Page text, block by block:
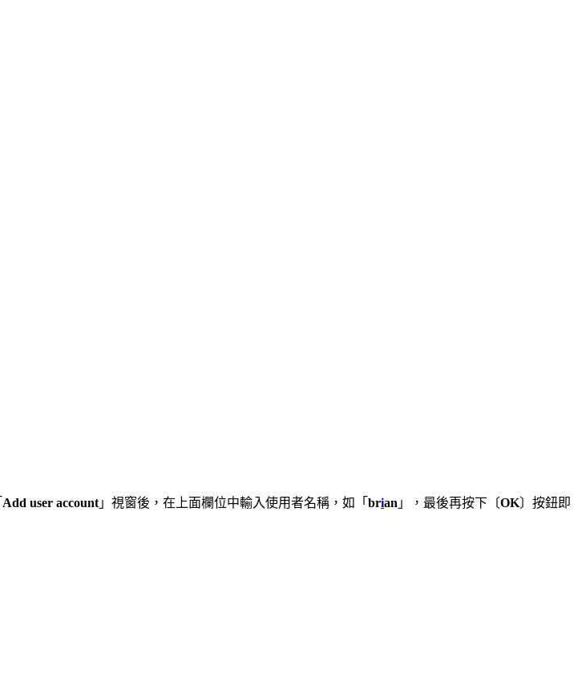
Add user account」視窗後，在上面欄位中輸入使用者名稱，如「 brian 」，最後再按下〔OK〕按鈕即